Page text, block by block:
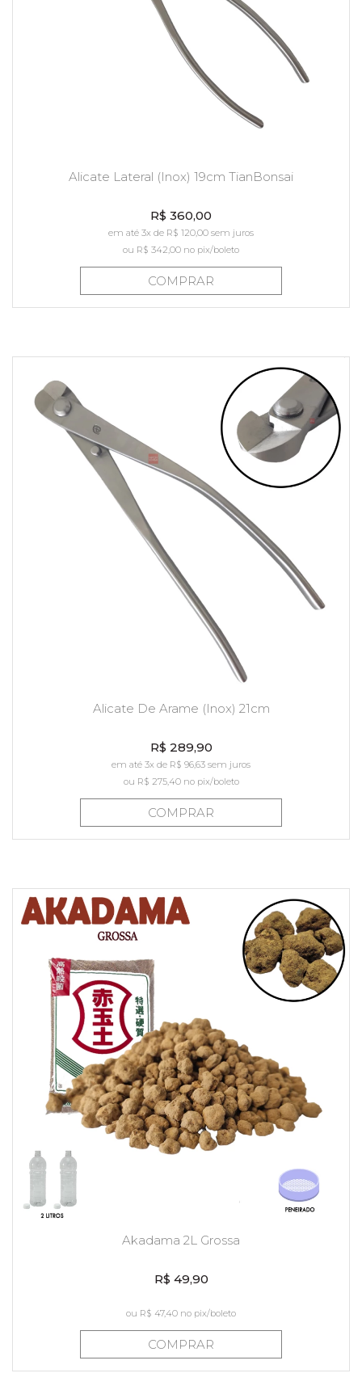
Alicate Lateral (Inox) 19cm TianBonsai
R$ 360,00
em até 3x de R$ 120,00 sem juros
ou R$ 342,00 no pix/boleto
COMPRAR
Alicate De Arame (Inox) 21cm
R$ 289,90
em até 3x de R$ 96,63 sem juros
ou R$ 275,40no pix/boleto
COMPRAR
Akadama 2L Grossa
R$ 49,90
ou R$ 47,40 no pix/boleto
COMPRAR